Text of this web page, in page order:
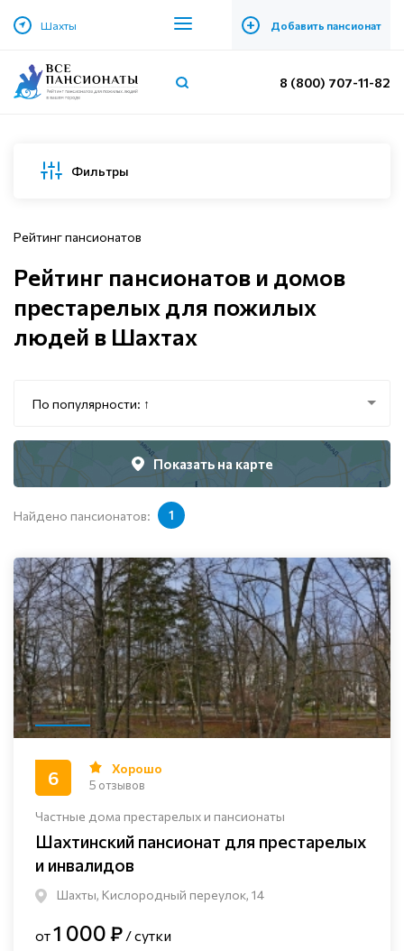
Шахты + Добавить пансионат
8 (800) 707-11-82
Фильтры
Рейтинг пансионатов
Рейтинг пансионатов и домов
престарелых для пожилых
людей в Шахтах
По популярности: ↑
Показать на карте
Найдено пансионатов: 1
Частные дома престарелых и пансионаты
Шахтинский пансионат для престарелых
и инвалидов
Шахты, Кислородный переулок, 14
6 Хорошо
5 отзывов
от1 000 ₽ / сутки